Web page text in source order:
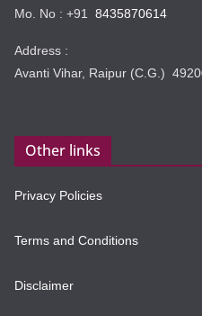
Mo. No : +91 8435870614
Address :
Avanti Vihar, Raipur (C.G.)
Other links
Privacy Policies
Terms and Conditions
Disclaimer